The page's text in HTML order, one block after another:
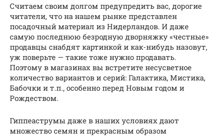
Считаем своим долгом предупредить вас, дорогие
читатели, что на нашем рынке представлен
посадочный материал из Нидерландов. И даже
самую последнюю безродную дворняжку «честные»
продавцы снабдят картинкой и как-нибудь назовут,
уж поверьте — такие тоже нужно продавать.
Поэтому в магазинах вы встретите несусветное
количество вариантов и серий: Галактика, Мистика,
Бабочки и т.п., особенно перед Новым годом и
Рождеством.
Гиппеаструмы даже в наших условиях дают
множество семян и прекрасным образом